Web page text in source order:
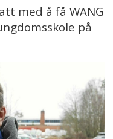
med å få WANG
på